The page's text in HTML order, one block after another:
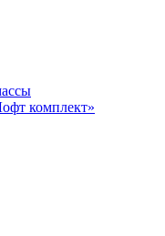
комплект»